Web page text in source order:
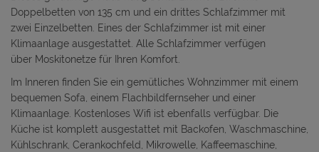
Doppelbetten von 135 cm und ein drittes Schlafzimmer mit
zwei Einzelbetten. Eines der Schlafzimmer ist mit einer
Klimaanlage ausgestattet. Alle Schlafzimmer verfügen
über Moskitonetze für Ihren Komfort.
Im Inneren finden Sie ein gemütliches Wohnzimmer mit einem
bequemen Sofa, einem Flachbildfernseher und einer
Klimaanlage. Kostenloses Wifi ist ebenfalls verfügbar. Die
Küche ist komplett ausgestattet mit Backofen, Waschmaschine,
Kühlschrank, Cerankochfeld, Mikrowelle, Kaffeemaschine,